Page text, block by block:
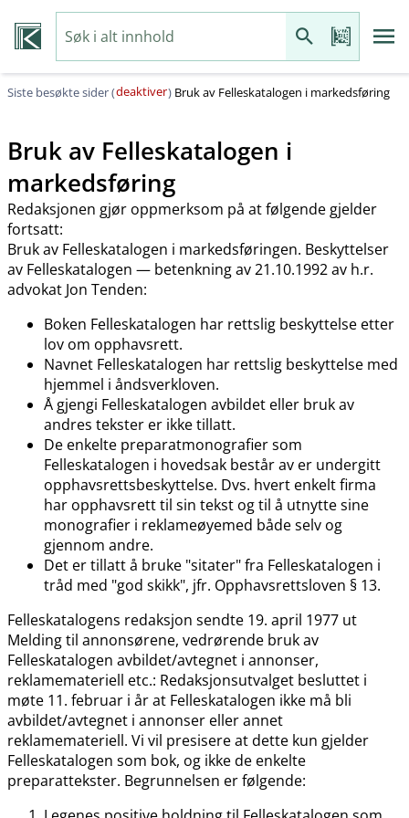
Siste besøkte sider (deaktiver) Bruk av Felleskatalogen i markedsføring
Bruk av Felleskatalogen i
markedsføring
Redaksjonen gjør oppmerksom på at følgende gjelder
fortsatt:
Bruk av Felleskatalogen i markedsføringen. Beskyttelser
av Felleskatalogen — betenkning av 21.10.1992 av h.r.
advokat Jon Tenden:
Boken Felleskatalogen har rettslig beskyttelse etter
lov om opphavsrett.
Navnet Felleskatalogen har rettslig beskyttelse med
hjemmel i åndsverkloven.
Å gjengi Felleskatalogen avbildet eller bruk av
andres tekster er ikke tillatt.
De enkelte preparatmonografier som
Felleskatalogen i hovedsak består av er undergitt
opphavsrettsbeskyttelse. Dvs. hvert enkelt firma
har opphavsrett til sin tekst og til å utnytte sine
monografier i reklameøyemed både selv og
gjennom andre.
Det er tillatt å bruke "sitater" fra Felleskatalogen i
tråd med "god skikk", jfr. Opphavsrettsloven § 13.
Felleskatalogens redaksjon sendte 19. april 1977 ut
Melding til annonsørene, vedrørende bruk av
Felleskatalogen avbildet​/​avtegnet i annonser,
reklamemateriell etc.: Redaksjonsutvalget besluttet i
møte 11. februar i år at Felleskatalogen ikke må bli
avbildet​/​avtegnet i annonser eller annet
reklamemateriell. Vi vil presisere at dette kun gjelder
Felleskatalogen som bok, og ikke de enkelte
preparattekster. Begrunnelsen er følgende: